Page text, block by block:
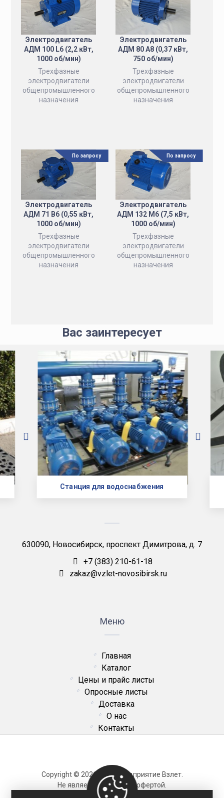
Электродвигатель
АДМ 100 L6 (2,2 кВт,
1000 об/мин)
Трехфазные
электродвигатели
общепромышленного
назначения
Электродвигатель
АДМ 80 А8 (0,37 кВт,
750 об/мин)
Трехфазные
электродвигатели
общепромышленного
назначения
Электродвигатель
АДМ 71 B6 (0,55 кВт,
1000 об/мин)
Трехфазные
электродвигатели
общепромышленного
назначения
По запросу
Электродвигатель
АДМ 132 M6 (7,5 кВт,
1000 об/мин)
Трехфазные
электродвигатели
общепромышленного
назначения
По запросу
Вас заинтересует
Станция для водоснабжения
630090, Новосибирск, проспект Димитрова, д. 7
+7 (383) 210-61-18
zakaz@vzlet-novosibirsk.ru
Меню
Главная
Каталог
Цены и прайс листы
Опросные листы
Доставка
О нас
Контакты
Copyright © 2026 ОДО Предприятие Взлет.
Не является публичной офертой.
Карта сайта